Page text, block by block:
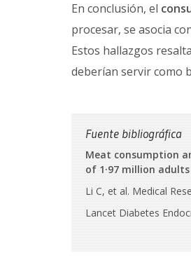
En conclusión, el
procesar, se asocia
Estos hallazgos
deberían servir como
Fuente bibliográfica
Meat consumption
of 1·97 million
Li C, et al. Medical
Lancet Diabetes